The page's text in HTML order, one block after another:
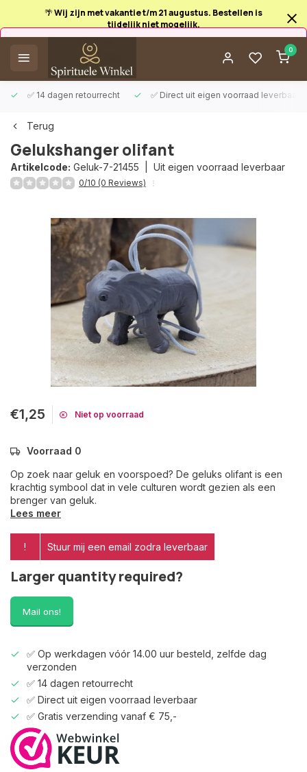
0
✅ 14 dagen retourrecht ✅ Direct uit eigen voorraad leverbaar
Afrekenen is uitgeschakeld.
Terug
Gelukshanger olifant
Artikelcode: Geluk-7-21455 | Uit eigen voorraad leverbaar
0/10 (0 Reviews)
€1,25 Niet op voorraad
Voorraad 0
Op zoek naar geluk en voorspoed? De geluks olifant is een
krachtig symbool dat in vele culturen wordt gezien als een
brenger van geluk.
Lees meer
! Stuur mij een email zodra leverbaar
Larger quantity required?
Mail ons!
✅ Op werkdagen vóór 14.00 uur besteld, zelfde dag
verzonden
✅ 14 dagen retourrecht
✅ Direct uit eigen voorraad leverbaar
✅ Gratis verzending vanaf € 75,-